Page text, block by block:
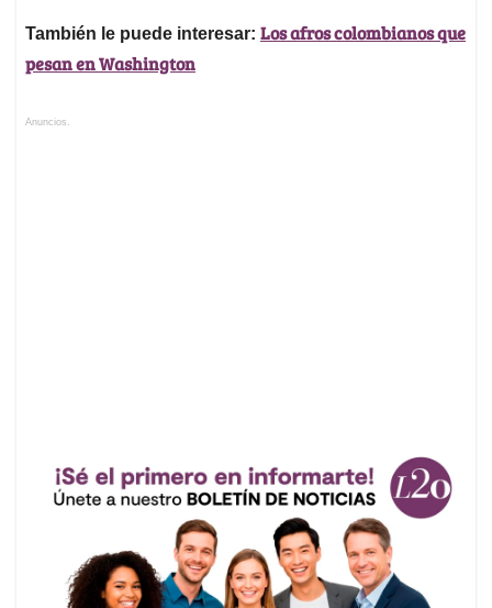
También le puede interesar: Los afros colombianos que
pesan en Washington
Anuncios.